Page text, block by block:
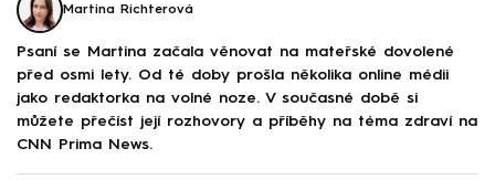
Martina Richterová
Psaní se Martina začala věnovat na mateřské dovolené
před osmi lety. Od té doby prošla několika online médii
jako redaktorka na volné noze. V současné době si
můžete přečíst její rozhovory a příběhy na téma zdraví na
CNN Prima News.